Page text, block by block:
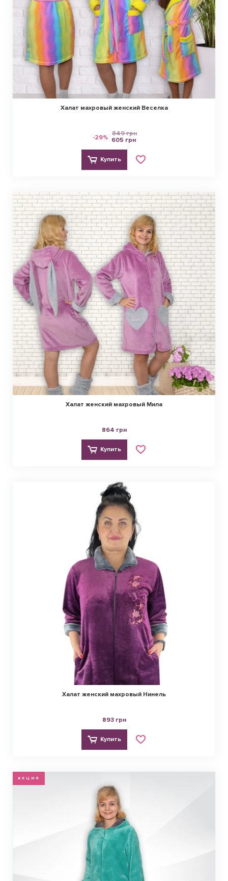
Халат махровый женский Веселка
-29% 849 грн
605 грн
Купить
Халат женский махровый Мила
864 грн
Купить
Халат женский махровый Нинель
893 грн
Купить
АКЦИЯ